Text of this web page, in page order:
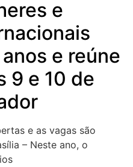
e
e reúne
9 e 10 de
e as vagas são
– Neste ano, o